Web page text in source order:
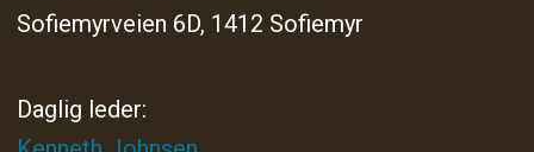
Sofiemyrveien 6D, 1412 Sofiemyr
Daglig leder: